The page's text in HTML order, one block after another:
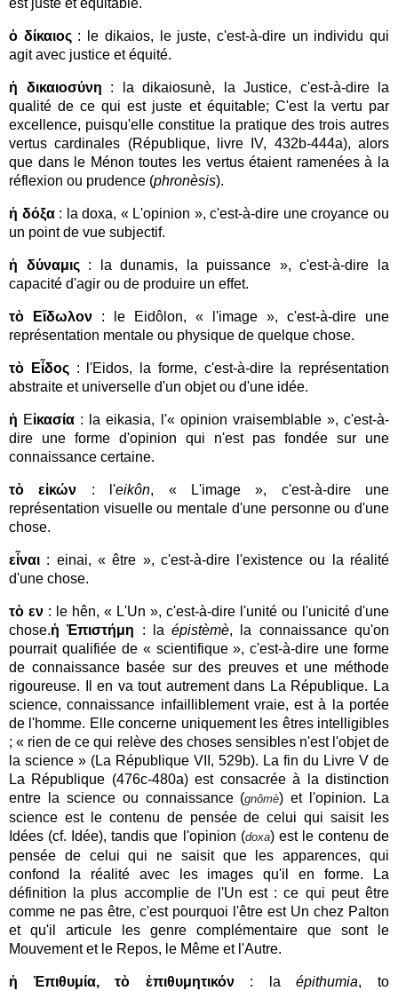
ὁ δίκαιος: le dikaios, le juste, c'est-à-dire un individu qui
agit avec justice et équité.
ἡ δικαιοσύνη : la dikaiosunè, la Justice, c'est-à-dire la
qualité de ce qui est juste et équitable; C'est la vertu par
excellence, puisqu'elle constitue la pratique des trois autres
vertus cardinales (République, livre IV, 432b-444a), alors
que dans le Ménon toutes les vertus étaient ramenées à la
réflexion ou prudence (phronèsis).
ἡ δόξα: la doxa, « L'opinion », c'est-à-dire une croyance ou
un point de vue subjectif.
ἡ δύναμις: la dunamis, la puissance », c'est-à-dire la
capacité d'agir ou de produire un effet.
τὸ Εἴδωλον : le Eidôlon, « l'image », c'est-à-dire une
représentation mentale ou physique de quelque chose.
τὸ Εἶδος: l'Eidos, la forme, c'est-à-dire la représentation
abstraite et universelle d'un objet ou d'une idée.
ἡ Εἰκασία : la eikasia, l'« opinion vraisemblable », c'est-à-
dire une forme d'opinion qui n'est pas fondée sur une
connaissance certaine.
τὸ εἰκών : l'eikôn, « L'image », c'est-à-dire une
représentation visuelle ou mentale d'une personne ou d'une
chose.
εἶναι : einai, « être », c'est-à-dire l'existence ou la réalité
d'une chose.
τὸ εν : le hên, « L'Un », c'est-à-dire l'unité ou l'unicité d'une
chose.ἡ Ἐπιστήμη : laépistèmè, la connaissance qu'on
pourrait qualifiée de «scientifique », c'est-à-dire une forme
de connaissance basée sur des preuves et une méthode
rigoureuse.
Il en va tout autrement dans La République. La
science, connaissance infailliblement vraie, est à la portée
de l'homme. Elle concerne uniquement les êtres intelligibles
; « rien de ce qui relève des choses sensibles n'est l'objet de
la science » (La République VII, 529b). La fin du Livre V de
La République (476c-480a) est consacrée à la distinction
entre la science ou connaissance (gnômè) et l'opinion. La
science est le contenu de pensée de celui qui saisit les
Idées (cf. Idée), tandis que l'opinion (doxa) est le contenu de
pensée de celui qui ne saisit que les apparences, qui
confond la réalité avec les images qu'il en forme. La
définition la plus accomplie de l'Un est : ce qui peut être
comme ne pas être, c'est pourquoi l'être est Un chez Palton
et qu'il articule les genre complémentaire que sont le
Mouvement et le Repos, le Même et l'Autre.
ἡ Ἐπιθυμία, τὸ ἐπιθυμητικόν: laépithumia, to